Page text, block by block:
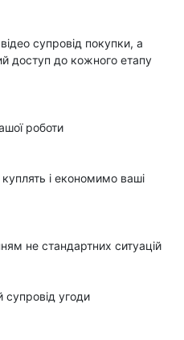
супровід покупки, а
доступ до кожного етапу
роботи
і економимо ваші
не стандартних ситуацій
угоди